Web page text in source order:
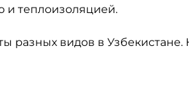
и теплоизоляцией.
видов в